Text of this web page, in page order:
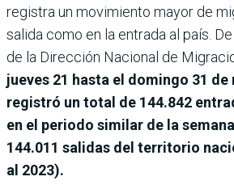
registra un movimiento mayor de
salida como en la entrada al país.
de la Dirección Nacional de
jueves 21 hasta el domingo 31 de
registró un total de 144.842
en el periodo similar de la
144.011 salidas del territorio
al 2023).